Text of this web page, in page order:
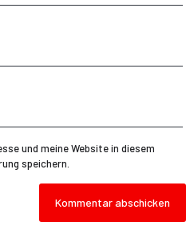
und meine Website in diesem
speichern.